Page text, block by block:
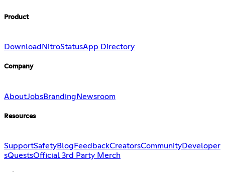
Product
Download NitroStatusApp Directory
Company
AboutJobsBrandingNewsroom
Resources
SupportSafetyBlog FeedbackCreatorsCommunityDeveloper
sQuestsOfficial 3rd Party Merch